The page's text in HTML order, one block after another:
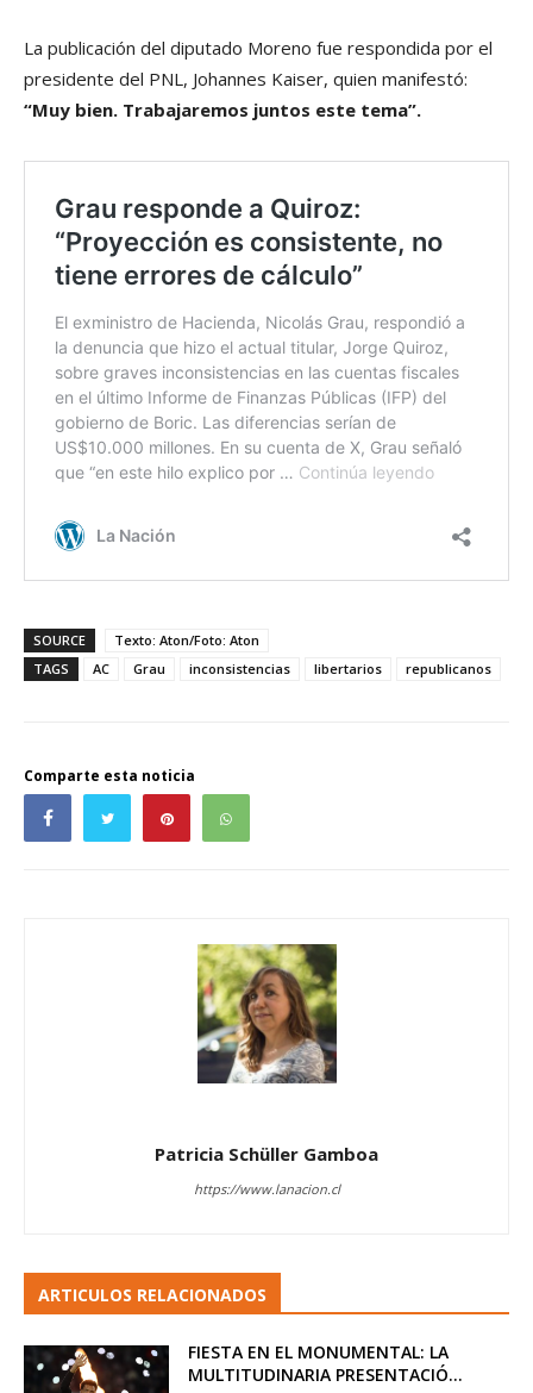
La publicación del diputado Moreno fue respondida por el
presidente del PNL, Johannes Kaiser, quien manifestó:
“Muy bien. Trabajaremos juntos este tema”.
SOURCE
Texto: Aton/Foto: Aton
TAGS
AC Grau inconsistencias libertarios republicanos
Comparte esta noticia
Patricia Schüller Gamboa
https://www.lanacion.cl
ARTICULOS RELACIONADOS
FIESTA EN EL MONUMENTAL: LA
MULTITUDINARIA PRESENTACIÓ...